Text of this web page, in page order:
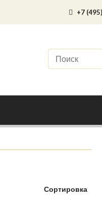
+7
Сортировка